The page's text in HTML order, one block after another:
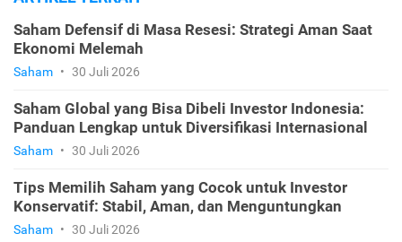
Saham Defensif di Masa Resesi: Strategi Aman Saat
Ekonomi Melemah
Saham • 30 Juli 2026
Saham Global yang Bisa Dibeli Investor Indonesia:
Panduan Lengkap untuk Diversifikasi Internasional
Saham • 30 Juli 2026
Tips Memilih Saham yang Cocok untuk Investor
Konservatif: Stabil, Aman, dan Menguntungkan
Saham • 30 Juli 2026